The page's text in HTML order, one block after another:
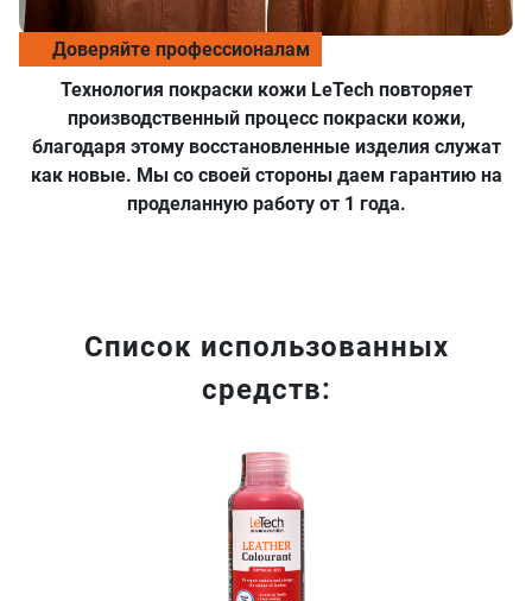
Доверяйте профессионалам
Технология покраски кожи LeTech повторяет
производственный процесс покраски кожи,
благодаря этому восстановленные изделия служат
как новые. Мы со своей стороны даем гарантию на
проделанную работу от 1 года.
Список использованных
средств: